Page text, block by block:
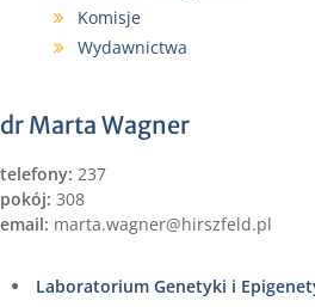
Komisje
Wydawnictwa
dr Marta Wagner
telefony: 237
pokój: 308
email: marta.wagner@hirszfeld.pl
Laboratorium Genetyki i